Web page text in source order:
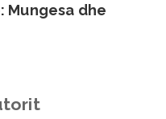
dhe